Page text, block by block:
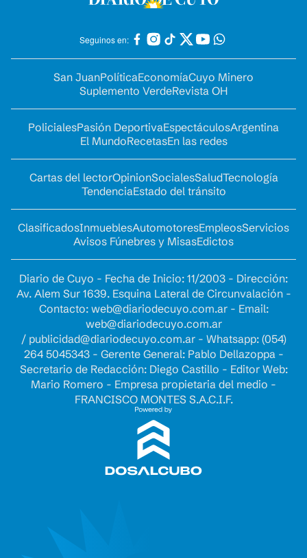
Seguinos en:
San JuanPolíticaEconomíaCuyo Minero
Suplemento VerdeRevista OH
PolicialesPasión DeportivaEspectáculosArgentina
El MundoRecetasEn las redes
Cartas del lectorOpinionSocialesSaludTecnología
TendenciaEstado del tránsito
ClasificadosInmueblesAutomotoresEmpleosServicios
Avisos Fúnebres y MisasEdictos
Diario de Cuyo - Fecha de Inicio: 11/2003 - Dirección:
Av. Alem Sur 1639. Esquina Lateral de Circunvalación -
Contacto: web@diariodecuyo.com.ar- Email:
web@diariodecuyo.com.ar
/ publicidad@diariodecuyo.com.ar- Whatsapp: (054)
264 5045343 - Gerente General: Pablo Dellazoppa -
Secretario de Redacción: Diego Castillo - Editor Web:
Mario Romero - Empresa propietaria del medio -
FRANCISCO MONTES S.A.C.I.F.